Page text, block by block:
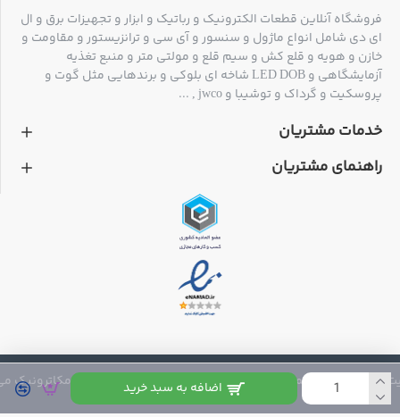
اضافه به سبد خرید
فروشگاه آنلاین قطعات الکترونیک و رباتیک و ابزار و تجهیزات برق و ال
ای دی شامل انواع ماژول و سنسور و آی سی و ترانزیستور و مقاومت و
خازن و هویه و قلع کش و سیم قلع و مولتی متر و منبع تغذیه
آزمایشگاهی و LED DOB شاخه ای بلوکی و برندهایی مثل گوت و
پروسکیت و گرداک و توشیبا و jwco , ...
خدمات مشتریان
راهنمای مشتریان
فروشگاه مکاترونیک می باشد